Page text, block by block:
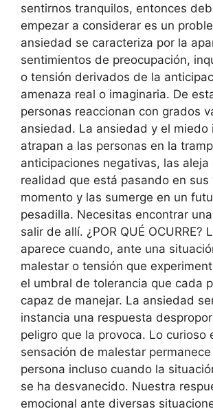
sentirnos tranquilos, entonces
empezar a considerar es un
ansiedad se caracteriza por la
sentimientos de preocupación,
o tensión derivados de la
amenaza real o imaginaria. De
personas reaccionan con grados
ansiedad. La ansiedad y el miedo
atrapan a las personas en la
anticipaciones negativas, las aleja
realidad que está pasando en sus
momento y las sumerge en un
pesadilla. Necesitas encontrar
salir de allí. ¿POR QUÉ OCURRE?
aparece cuando, ante una
malestar o tensión que
el umbral de tolerancia que cada
capaz de manejar. La ansiedad
instancia una respuesta
peligro que la provoca. Lo curioso
sensación de malestar
persona incluso cuando la
se ha desvanecido. Nuestra
emocional ante diversas